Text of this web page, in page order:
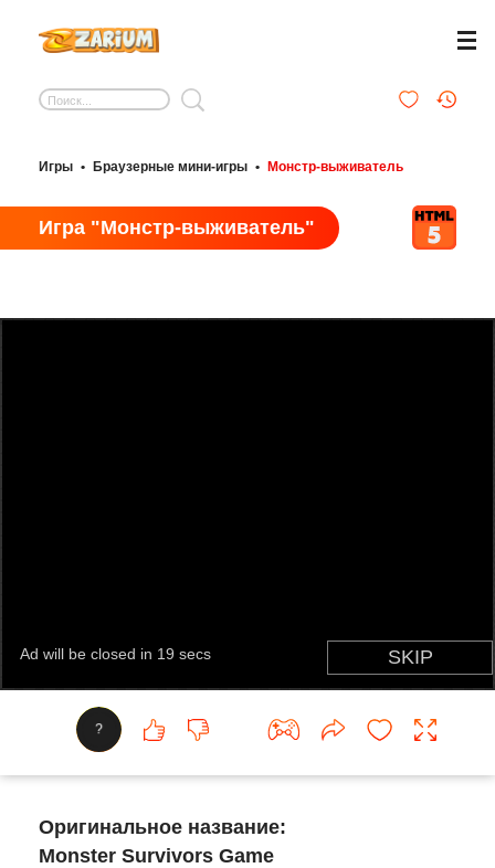
Игры • Браузерные мини-игры • Монстр-выживатель
Игра "Монстр-выживатель"
?
Оригинальное название:
Monster Survivors Game